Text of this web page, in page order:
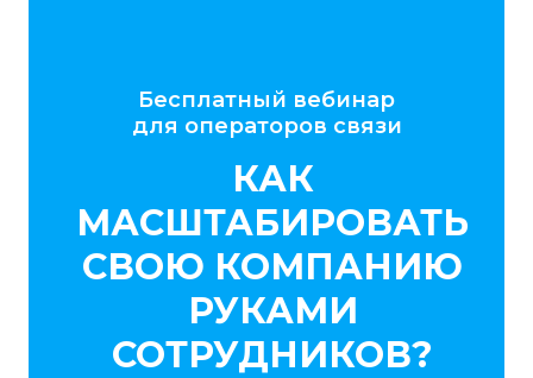
Бесплатный вебинар
для операторов связи
КАК
МАСШТАБИРОВАТЬ
СВОЮ КОМПАНИЮ
РУКАМИ
СОТРУДНИКОВ?